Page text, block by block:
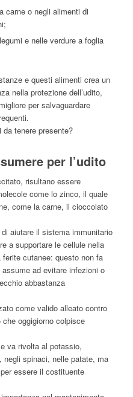
carne o negli alimenti di
e nelle verdure a foglia
e questi alimenti crea un
nella protezione dell’udito,
per salvaguardare
tenere presente?
per l’udito
risultano essere
come lo zinco, il quale
come la carne, il cioccolato
aiutare il sistema immunitario
a supportare le cellule nella
cutanee: questo non fa
ad evitare infezioni o
abbastanza
come valido alleato contro
che oggigiorno colpisce
va rivolta al potassio,
negli spinaci, nelle patate, ma
essere il costituente